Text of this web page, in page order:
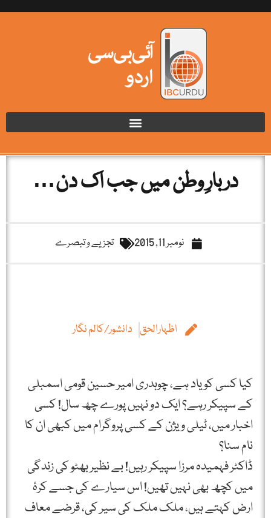
دربارِ وطن میں جب اک دن…
نومبر 11, 2015 تجزیے و تبصرے
اظہارالحق دانشور/کالم نگار
کیا کسی کو یاد ہے، چوہدری امیر حسین قومی اسمبلی
کے سپیکر رہے؟ ایک دو نہیں پورے چھ سال! کسی
اخبار میں، ٹیلی ویژن کے کسی پروگرام میں کبھی ان کا
نام سنا؟
ڈاکٹر فہمیدہ مرزا سپیکر رہیں! بے نظیر بھٹو کی زندگی
میں کچھ بھی نہیں تھیں! اس سیارے کی جسے کرۂ
ارض کہتے ہیں، ملک ملک کی سیر کی، قرضے معاف